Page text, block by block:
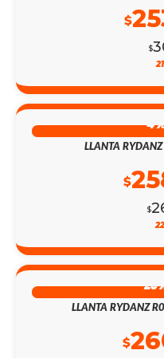
$
$
LLANTA
$
$
LLANTA RYDANZ
$